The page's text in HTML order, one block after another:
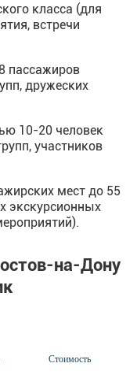
класса (для
встречи
пассажиров
дружеских
10-20 человек
участников
мест до 55
экскурсионных
на-Дону
Стоимость